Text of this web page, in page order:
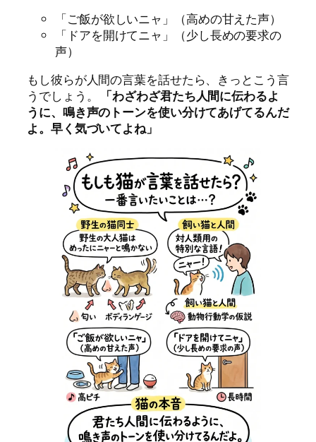
「ご飯が欲しいニャ」（高めの甘えた声）
「ドアを開けてニャ」（少し長めの要求の
声）
もし彼らが人間の言葉を話せたら、きっとこう言
うでしょう。
「わざわざ君たち人間に伝わるよ
うに、鳴き声のトーンを使い分けてあげてるんだ
よ。早く気づいてよね」